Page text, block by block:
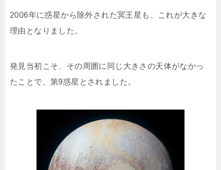
2006年に惑星から除外された冥王星も、これが大きな
理由となりました。
発見当初こそ、その周囲に同じ大きさの天体がなかっ
たことで、第9惑星とされました。